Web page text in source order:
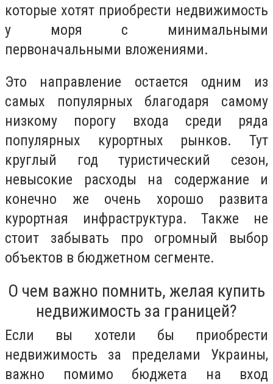
которые хотят приобрести недвижимость
у моря с минимальными
первоначальными вложениями.
Это направление остается одним из
самых популярных благодаря самому
низкому порогу входа среди ряда
популярных курортных рынков. Тут
круглый год туристический сезон,
невысокие расходы на содержание и
конечно же очень хорошо развита
курортная инфраструктура. Также не
стоит забывать про огромный выбор
объектов в бюджетном сегменте.
О чем важно помнить, желая купить
недвижимость за границей?
Если вы хотели бы приобрести
недвижимость за пределами Украины,
важно помимо бюджета на вход